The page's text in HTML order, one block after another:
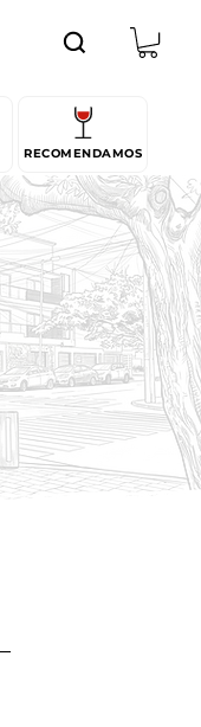
RECOMENDAMOS